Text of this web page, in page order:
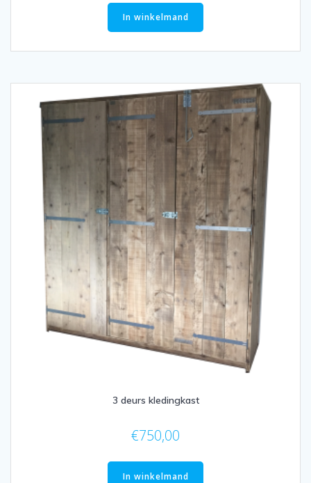
In winkelmand
3 deurs kledingkast
€750,00
In winkelmand